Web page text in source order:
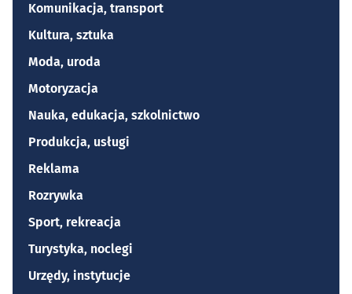
Komunikacja, transport
Kultura, sztuka
Moda, uroda
Motoryzacja
Nauka, edukacja, szkolnictwo
Produkcja, usługi
Reklama
Rozrywka
Sport, rekreacja
Turystyka, noclegi
Urzędy, instytucje